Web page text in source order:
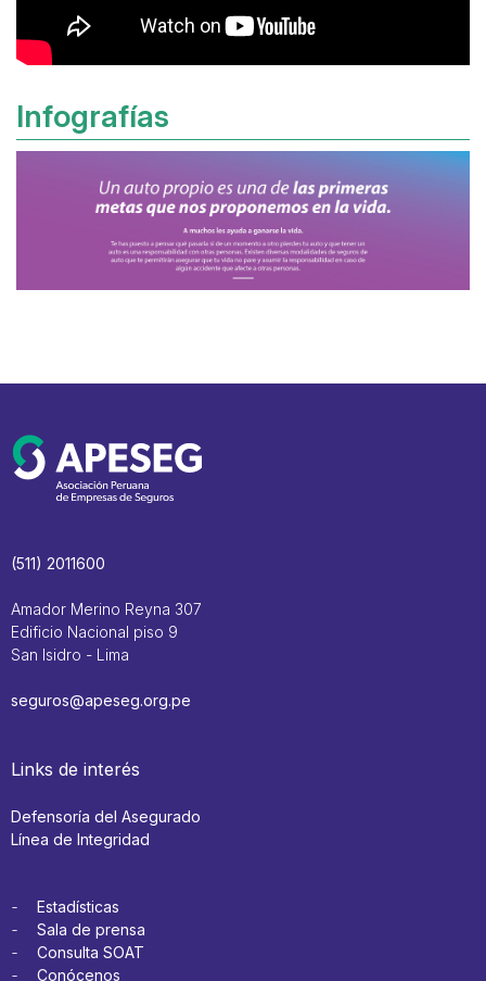
Infografías
(511) 2011600
Amador Merino Reyna 307
Edificio Nacional piso 9
San Isidro - Lima
seguros@apeseg.org.pe
Links de interés
Defensoría del Asegurado
Línea de Integridad
Estadísticas
Sala de prensa
Consulta SOAT
Conócenos